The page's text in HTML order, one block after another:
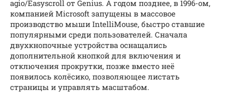
agio/Easyscroll от Genius. А годом позднее, в 1996-ом,
компанией Microsoft запущены в массовое
производство мыши IntelliMouse, быстро ставшие
популярными среди пользователей. Сначала
двухкнопочные устройства оснащались
дополнительной кнопкой для включения и
отключения прокрутки, позже вместо неё
появилось колёсико, позволяющее листать
страницы и управлять масштабом.